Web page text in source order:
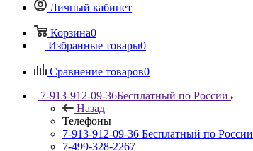
Личный кабинет
Корзина0
Избранные товары0
Сравнение товаров0
7-913-912-09-36Бесплатный по России
Назад
Телефоны
7-913-912-09-36 Бесплатный по России
7-499-328-2267